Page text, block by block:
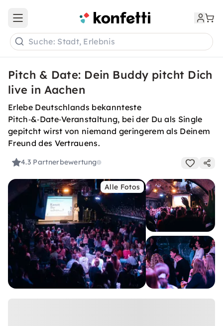
Open main menu
Suche: Stadt, Erlebnis
Pitch & Date: Dein Buddy pitcht Dich
live in Aachen
Erlebe Deutschlands bekannteste
Pitch‑&‑Date‑Veranstaltung, bei der Du als Single
gepitcht wirst von niemand geringerem als Deinem
Freund des Vertrauens.
4.3 Partnerbewertung
Alle Fotos